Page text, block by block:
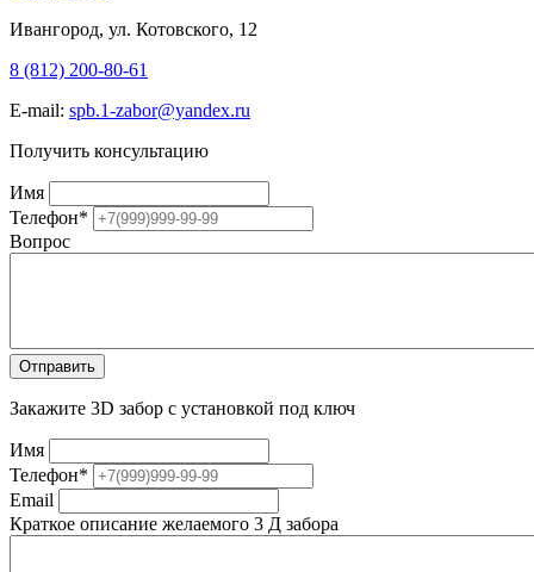
Ивангород, ул. Котовского, 12
8 (812) 200-80-61
E-mail: spb.1-zabor@yandex.ru
Получить консультацию
Имя
Телефон*
Вопрос
Закажите 3D забор с установкой под ключ
Имя
Телефон*
Email
Краткое описание желаемого 3 Д забора